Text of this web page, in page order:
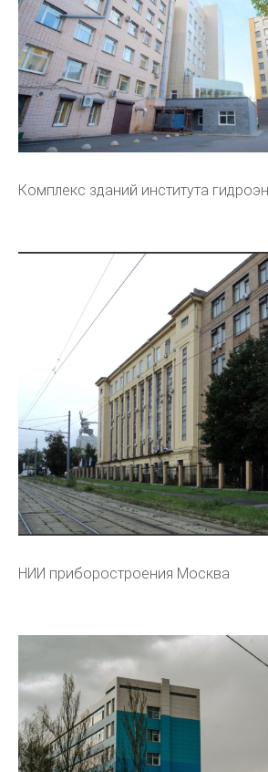
Комплекс зданий института
НИИ приборостроения Москва